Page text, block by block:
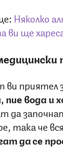
Няколко
ви ще
приятел
пие вода
така че
да се